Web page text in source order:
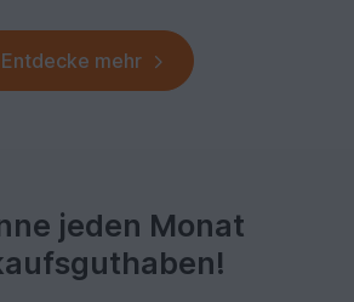
Entdecke mehr
jeden Monat